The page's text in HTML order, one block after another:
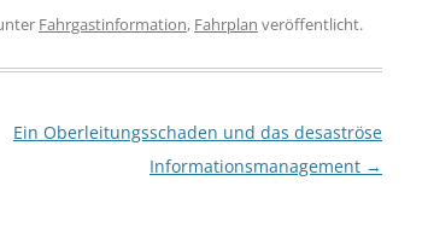
Fahrgastinformation, Fahrplan veröffentlicht.
Ein Oberleitungsschaden und das desaströse
Informationsmanagement →